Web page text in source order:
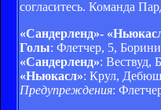
согласитесь. Команда
«Сандерленд»-
Голы: Флетчер, 5,
«Сандерленд»: Вествуд,
«Ньюкасл»: Крул,
Предупреждения: